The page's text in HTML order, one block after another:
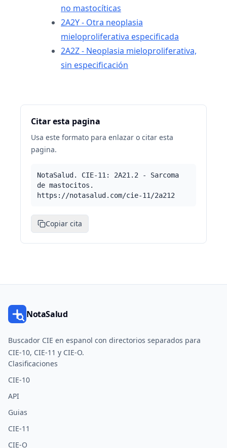
no mastocíticas
2A2Y - Otra neoplasia
mieloproliferativa especificada
2A2Z - Neoplasia mieloproliferativa,
sin especificación
Citar esta pagina
Usa este formato para enlazar o citar esta
pagina.
NotaSalud. CIE-11: 2A21.2 - Sarcoma
de mastocitos.
https://notasalud.com/cie-11/2a212
Copiar cita
NotaSalud
Buscador CIE en espanol con directorios separados para
CIE-10, CIE-11 y CIE-O.
Clasificaciones
CIE-10
API
Guias
CIE-11
CIE-O